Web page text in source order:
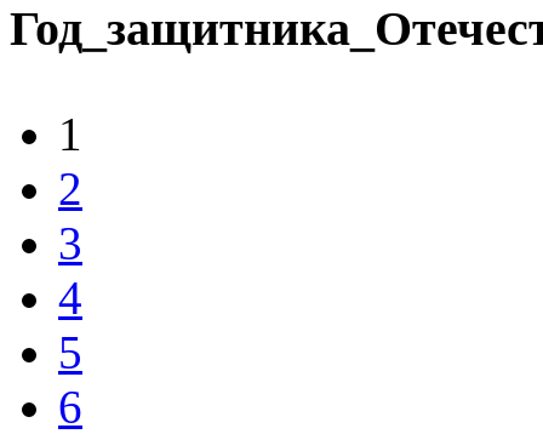
1
2
3
4
5
6